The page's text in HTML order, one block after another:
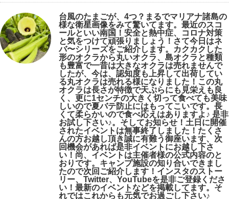
台風のたまごが、4つ？まるでマリアナ諸島の
様な衛星画像をみて驚いてます。最近のスコ
ールといい南国！安全と熱中症、コロナ対策
と気をつけて頑張りましょう！さて今日はネ
バ〜シリーズをご紹介します。カクカクした
形のオクラから丸いオクラ、島オクラと種類
も豊富で一昔は大きなオクラは売れませんで
したが、今は、認知度も上昇して出荷してい
る丸オクラは売れる様になりました！この丸
オクラは長さが特徴で天ぷらにも見栄えも良
く、更に1センチの大きく切って食べても美味
しいので夏バテ防止にはもってこいです。長
くて柔らかいので食べ応えはありますよ♪ 是非
お試し下さい♪。そしてお知らせ！土日に開催
されたイベントは無事終了しました！たくさ
んの方お越し頂き誠に有難う御座います、次
回機会があれば是非イベントにお越し下さ
い！尚、イベントは主催者様の公式内容のと
おりです。キャンプ️施設の知り合いできまし
たので次回ご紹介します！インスタのストー
リー、Twitter、YouTubeを是非ご登録くださ
い！最新のイベントなどを掲載してます。そ
れではこれからも元気でお過ごし下さい♪